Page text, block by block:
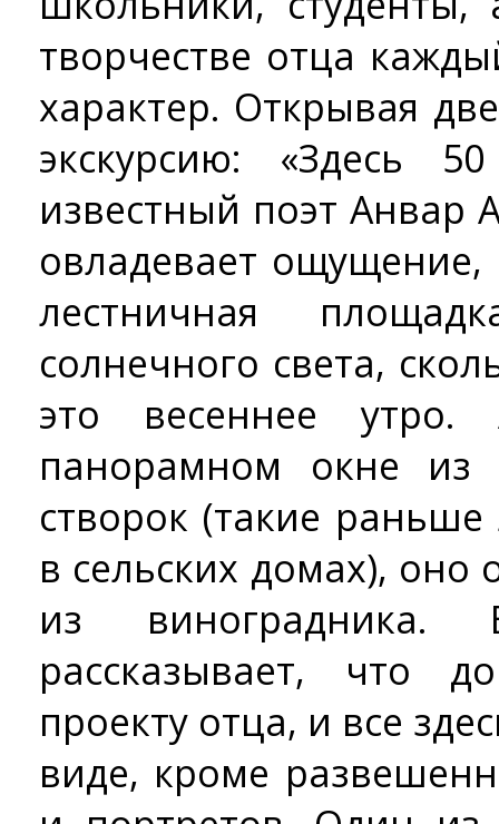
творчестве отца
характер. Открывая
экскурсию: «Здесь
известный поэт Анвар
овладевает ощущение,
лестничная
солнечного света,
это весеннее
панорамном окне из
створок (такие
в сельских домах), оно
из виноградника.
рассказывает, что
проекту отца, и все
виде, кроме